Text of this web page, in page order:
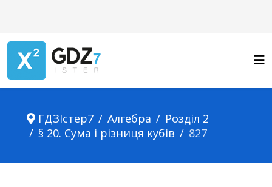
ГДЗІстер7 Алгебра
Розділ 2
§ 20. Сума і різниця кубів
827